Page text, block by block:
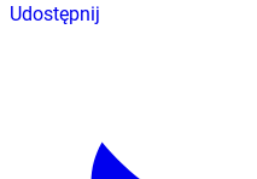
Udostępnij